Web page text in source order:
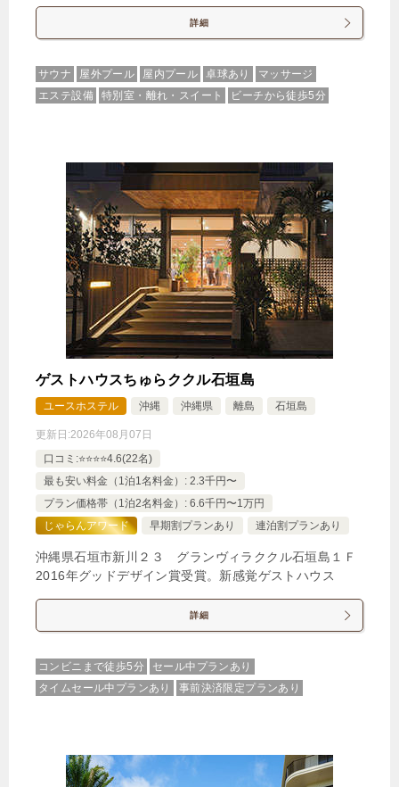
詳細
サウナ 屋外プール 屋内プール 卓球あり
マッサージ
エステ設備
特別室・離れ・スイート ビーチから徒歩5分
ゲストハウスちゅらククル石垣島
ユースホステル 沖縄 沖縄県 離島 石垣島
更新日:2026年08月07日
口コミ:⭐️⭐️⭐️⭐️4.6(22名)
最も安い料金（1泊1名料金）: 2.3千円〜
プラン価格帯（1泊2名料金）: 6.6千円〜1万円
じゃらんアワード
早期割プランあり 連泊割プランあり
沖縄県石垣市新川２３ グランヴィラククル石垣島１Ｆ
2016年グッドデザイン賞受賞。新感覚ゲストハウス
詳細
コンビニまで徒歩5分
セール中プランあり
タイムセール中プランあり
事前決済限定プランあり